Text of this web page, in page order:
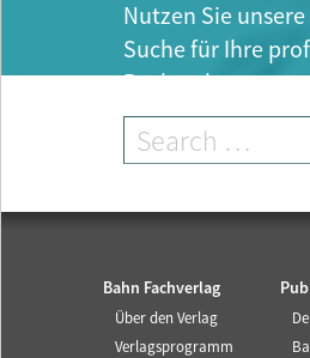
Nutzen Sie
Suche für Ihre
Recherche.
Bahn Fachverlag
Über den Verlag
Verlagsprogramm